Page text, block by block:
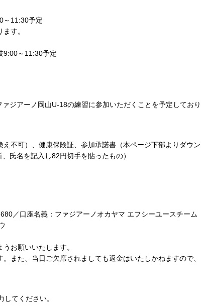
11:30予定
す。
～11:30予定
ジアーノ岡山U-18の練習に参加いただくことを予定しており
不可）、健康保険証、参加承諾書（本ページ下部よりダウン
氏名を記入し82円切手を貼ったもの）
／口座名義：ファジアーノオカヤマ エフシーユースチーム
お願いいたします。
また、当日ご欠席されましても返金はいたしかねますので、
てください。